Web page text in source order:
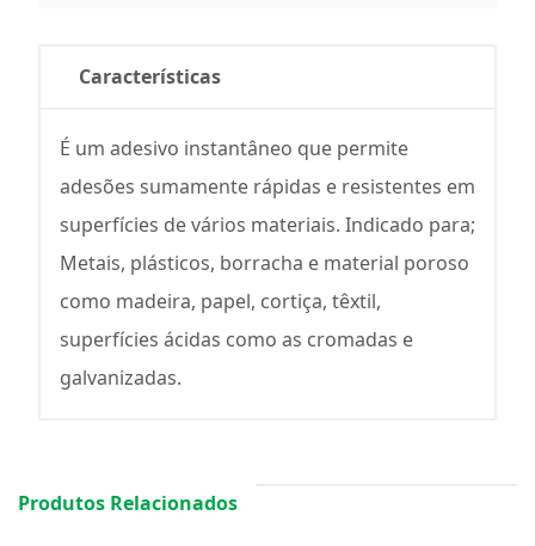
Características
É um adesivo instantâneo que permite
adesões sumamente rápidas e resistentes em
superfícies de vários materiais. Indicado para;
Metais, plásticos, borracha e material poroso
como madeira, papel, cortiça, têxtil,
superfícies ácidas como as cromadas e
galvanizadas.
Produtos Relacionados